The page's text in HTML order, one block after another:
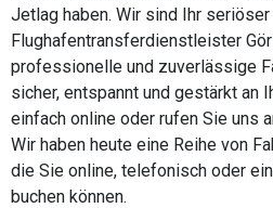
Jetlag haben. Wir sind Ihr seriöser
Flughafentransferdienstleister
professionelle und zuverlässige
sicher, entspannt und gestärkt an
einfach online oder rufen Sie uns
Wir haben heute eine Reihe von
die Sie online, telefonisch oder
buchen können.